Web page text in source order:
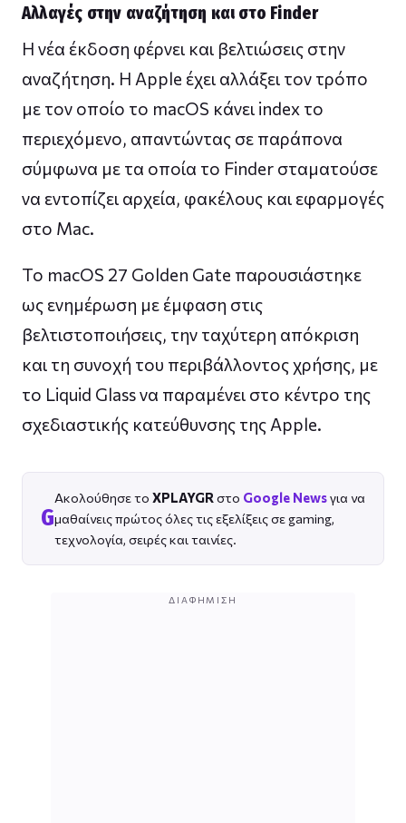
Αλλαγές στην αναζήτηση και στο Finder
Η νέα έκδοση φέρνει και βελτιώσεις στην
αναζήτηση. Η Apple έχει αλλάξει τον τρόπο
με τον οποίο το macOS κάνει index το
περιεχόμενο, απαντώντας σε παράπονα
σύμφωνα με τα οποία το Finder σταματούσε
να εντοπίζει αρχεία, φακέλους και εφαρμογές
στο Mac.
Το macOS 27 Golden Gate παρουσιάστηκε
ως ενημέρωση με έμφαση στις
βελτιστοποιήσεις, την ταχύτερη απόκριση
και τη συνοχή του περιβάλλοντος χρήσης, με
το Liquid Glass να παραμένει στο κέντρο της
σχεδιαστικής κατεύθυνσης της Apple.
G
Ακολούθησε το XPLAYGR στο Google Newsγια να
μαθαίνεις πρώτος όλες τις εξελίξεις σε gaming,
τεχνολογία, σειρές και ταινίες.
ΔΙΑΦΉΜΙΣΗ